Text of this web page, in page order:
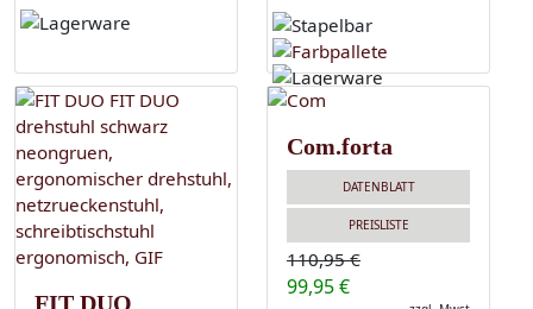
FIT DUO
Com.forta
DATENBLATT
PREISLISTE
110,95 €
99,95 €